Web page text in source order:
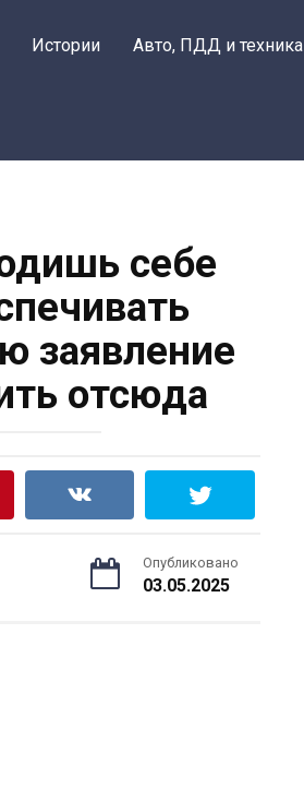
Истории Авто, ПДД и техника
себе
заявление
отсюда
Опубликовано
03.05.2025